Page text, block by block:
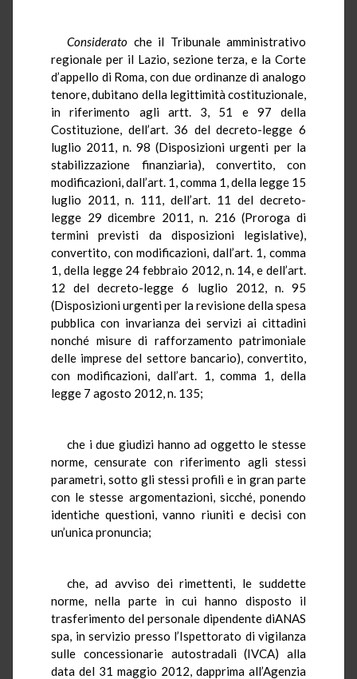
Considerato che il Tribunale amministrativo
regionale per il Lazio, sezione terza, e la Corte
d’appello di Roma, con due ordinanze di analogo
tenore, dubitano della legittimità costituzionale,
in riferimento agli artt. 3, 51 e 97 della
Costituzione, dell’art. 36 del decreto-legge 6
luglio 2011, n. 98 (Disposizioni urgenti per la
stabilizzazione finanziaria), convertito, con
modificazioni, dall’art. 1, comma 1, della legge 15
luglio 2011, n. 111, dell’art. 11 del decreto-
legge 29 dicembre 2011, n. 216 (Proroga di
termini previsti da disposizioni legislative),
convertito, con modificazioni, dall’art. 1, comma
1, della legge 24 febbraio 2012, n. 14, e dell’art.
12 del decreto-legge 6 luglio 2012, n. 95
(Disposizioni urgenti per la revisione della spesa
pubblica con invarianza dei servizi ai cittadini
nonché misure di rafforzamento patrimoniale
delle imprese del settore bancario), convertito,
con modificazioni, dall’art. 1, comma 1, della
legge 7 agosto 2012, n. 135;
che i due giudizi hanno ad oggetto le stesse
norme, censurate con riferimento agli stessi
parametri, sotto gli stessi profili e in gran parte
con le stesse argomentazioni, sicché, ponendo
identiche questioni, vanno riuniti e decisi con
un’unica pronuncia;
che, ad avviso dei rimettenti, le suddette
norme, nella parte in cui hanno disposto il
trasferimento del personale dipendente diANAS
spa, in servizio presso l’Ispettorato di vigilanza
sulle concessionarie autostradali (IVCA) alla
data del 31 maggio 2012, dapprima all’Agenzia